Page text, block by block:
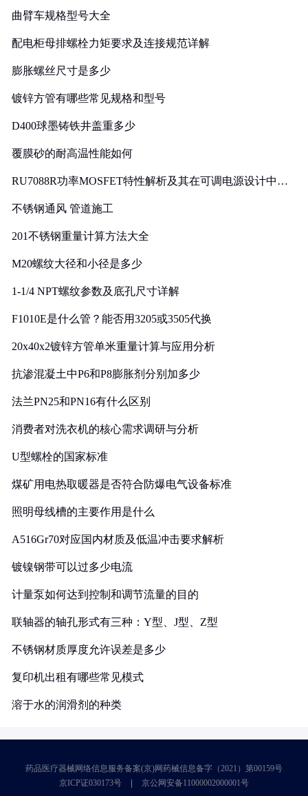
曲臂车规格型号大全
配电柜母排螺栓力矩要求及连接规范详解
膨胀螺丝尺寸是多少
镀锌方管有哪些常见规格和型号
D400球墨铸铁井盖重多少
覆膜砂的耐高温性能如何
RU7088R功率MOSFET特性解析及其在可调电源设计中的
不锈钢通风 管道施工
201不锈钢重量计算方法大全
M20螺纹大径和小径是多少
1-1/4 NPT螺纹参数及底孔尺寸详解
F1010E是什么管？能否用3205或3505代换
20x40x2镀锌方管单米重量计算与应用分析
抗渗混凝土中P6和P8膨胀剂分别加多少
法兰PN25和PN16有什么区别
消费者对洗衣机的核心需求调研与分析
U型螺栓的国家标准
煤矿用电热取暖器是否符合防爆电气设备标准
照明母线槽的主要作用是什么
A516Gr70对应国内材质及低温冲击要求解析
镀镍钢带可以过多少电流
计量泵如何达到控制和调节流量的目的
联轴器的轴孔形式有三种：Y型、J型、Z型
不锈钢材质厚度允许误差是多少
复印机出租有哪些常见模式
溶于水的润滑剂的种类
药品医疗器械网络信息服务备案(京)网药械信息备字（2021）第00159号
京ICP证030173号
京公网安备11000002000001号